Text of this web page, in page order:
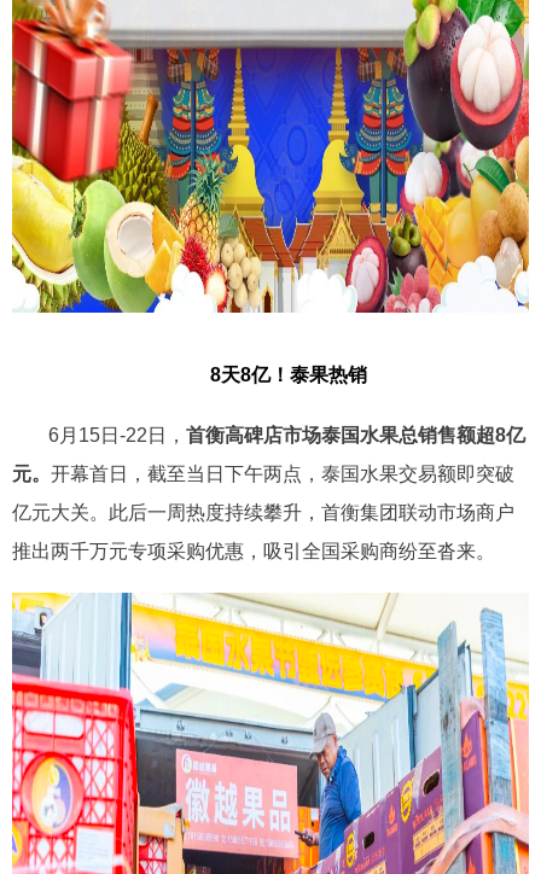
8天8亿！泰果热销
6月15日-22日， 首衡高碑店市场泰国水果总销售额超8亿
元。 开幕首日，截至当日下午两点，泰国水果交易额即突破
亿元大关。此后一周热度持续攀升，首衡集团联动市场商户
推出两千万元专项采购优惠，吸引全国采购商纷至沓来。